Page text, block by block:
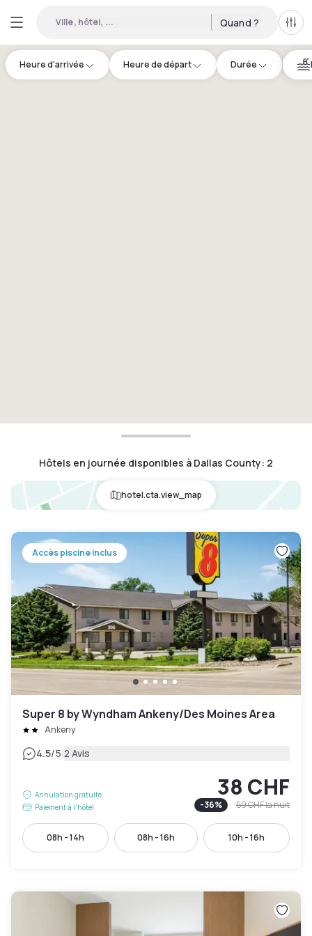
Ville, hôtel, ... Quand ?
Heure d'arrivée Heure de départ Durée
Hôtels en journée disponibles à Dallas County: 2
hotel.cta.view_map
Accès piscine inclus
Super 8 by Wyndham Ankeny/Des Moines Area
Ankeny
4.5/5|2 Avis
Annulation gratuite
Paiement à l'hôtel
38 CHF
-36% 59 CHFla nuit
08h - 14h 08h - 16h 10h - 16h